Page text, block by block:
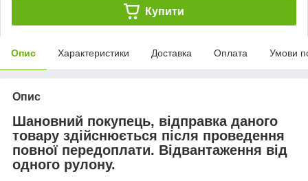
Купити
Опис Характеристики Доставка Оплата Умови
Опис
Шановний покупець, відправка даного
товару здійснюється після проведення
повної передоплати. Відвантаження від
одного рулону.